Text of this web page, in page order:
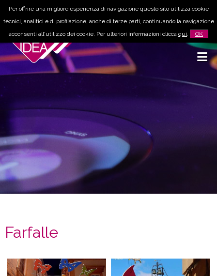
Per offrire una migliore esperienza di navigazione questo sito utilizza cookie
tecnici, analitici e di profilazione, anche di terze parti, continuando la navigazione
acconsenti all'utilizzo dei cookie. Per ulteriori informazioni clicca qui. OK
Farfalle